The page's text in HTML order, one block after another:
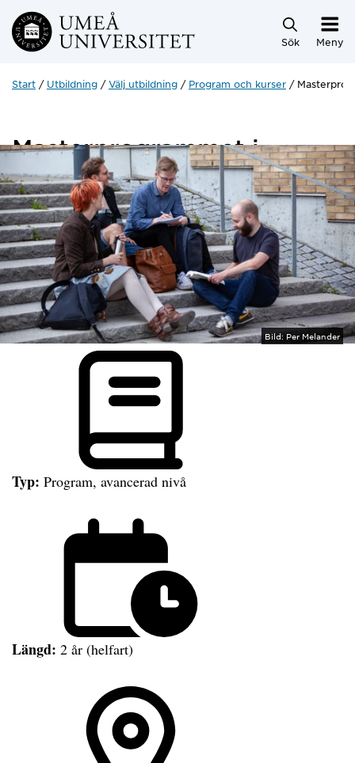
Hoppa direkt till innehållet
Sök Meny
Start Utbildning Välj utbildning Program och kurser
Masterprogrammet i
litteraturvetenskap120 hp
Bild: Per Melander
Typ: Program, avancerad nivå
Längd: 2 år (helfart)